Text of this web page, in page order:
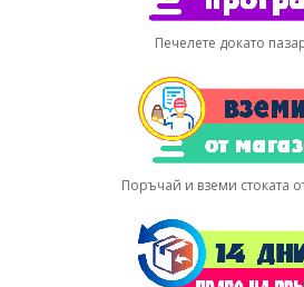
Печелете докато
Поръчай и вземи стоката